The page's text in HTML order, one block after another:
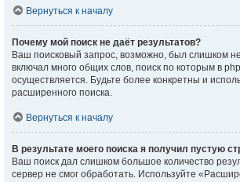
Вернуться к началу
Почему мой поиск не даёт результатов?
Ваш поисковый запрос, возможно, был слишком
включал много общих слов, поиск по которым в
осуществляется. Будьте более конкретны и
расширенного поиска.
Вернуться к началу
В результате моего поиска я получил пустую
Ваш поиск дал слишком большое количество
сервер не смог обработать. Используйте